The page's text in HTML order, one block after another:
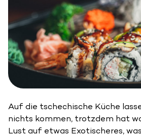
Auf die tschechische Küche
nichts kommen, trotzdem hat
Lust auf etwas Exotischeres,